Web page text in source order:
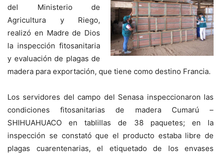
del Ministerio de
Agricultura y Riego,
realizó en Madre de Dios
la inspección fitosanitaria
y evaluación de plagas de
madera para exportación, que tiene como destino Francia.
Los servidores del campo del Senasa inspeccionaron las
condiciones fitosanitarias de madera Cumarú –
SHIHUAHUACO en tablillas de 38 paquetes; en la
inspección se constató que el producto estaba libre de
plagas cuarentenarias, el etiquetado de los envases